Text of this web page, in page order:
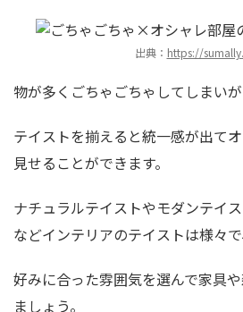
出典： https://
物が多くごちゃごちゃしてしまいが
テイストを揃えると統一感が出て
見せることができます。
ナチュラルテイストやモダンテイ
などインテリアのテイストは様々で
好みに合った雰囲気を選んで家具
ましょう。